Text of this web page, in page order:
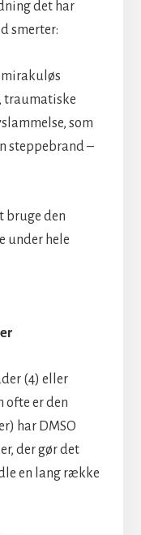
det har
smerter:
mirakuløs
traumatiske
som
steppebrand –
bruge den
under hele
(4) eller
ofte er den
har DMSO
der gør det
en lang række